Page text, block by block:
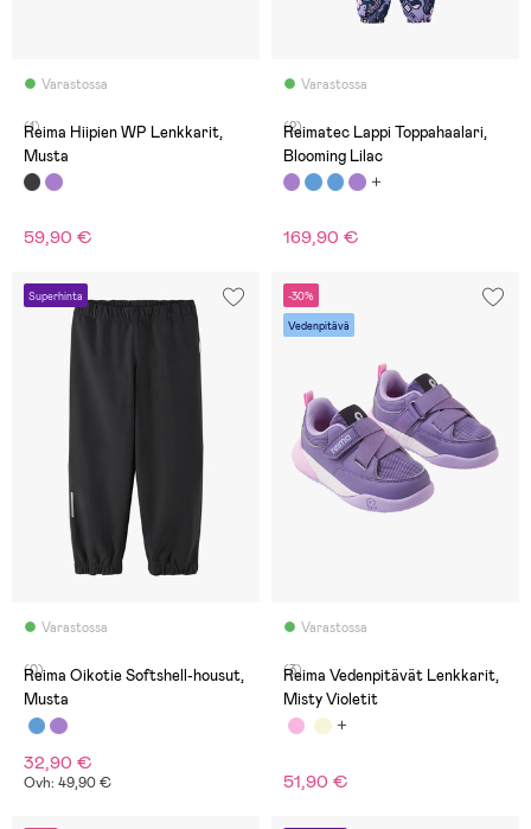
Varastossa
(1)
Reima Hiipien WP Lenkkarit,
Musta
59,90 €
Varastossa
(2)
Reimatec Lappi Toppahaalari,
Blooming Lilac
169,90 €
Superhinta
Varastossa
(0)
Reima Oikotie Softshell-housut,
Musta
32,90 €
Ovh: 49,90 €
-30%
Vedenpitävä
Varastossa
(3)
Reima Vedenpitävät Lenkkarit,
Misty Violetit
51,90 €